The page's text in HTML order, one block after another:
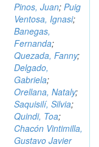
Pinos, Juan; Puig
Ventosa, Ignasi;
Banegas,
Fernanda;
Quezada, Fanny;
Delgado,
Gabriela;
Orellana, Nataly;
Saquisilí, Silvia;
Quindi, Toa;
Chacón Vintimilla,
Gustavo Javier